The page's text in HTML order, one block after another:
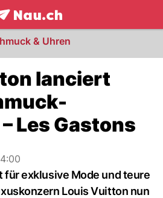
NAU.ch
& Uhren
lanciert
Les Gastons
für exklusive Mode und teure
Louis Vuitton nun